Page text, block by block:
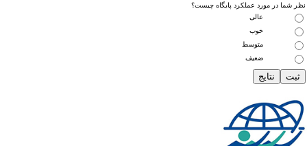
در مورد عملکرد پایگاه چیست؟
متوسط
ضعیف